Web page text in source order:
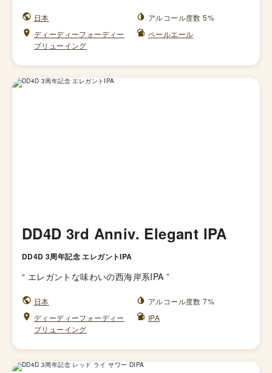
日本
アルコール度数 5%
ディーディーフォーディー
ブリューイング
ペールエール
DD4D 3rd Anniv. Elegant IPA
DD4D 3周年記念 エレガントIPA
“ エレガントな味わいの西海岸系IPA ”
日本
アルコール度数 7%
ディーディーフォーディー
ブリューイング
IPA